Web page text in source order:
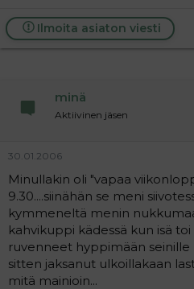
Ilmoita asiaton viesti
minä
Aktiivinen jäsen
30.01.2006
Minullakin oli "vapaa
9.30....siinähän se meni
kymmeneltä menin
kahvikuppi kädessä kun isä
ruvenneet hyppimään seinille
sitten jaksanut ulkoillakaan
mitä mainioin...